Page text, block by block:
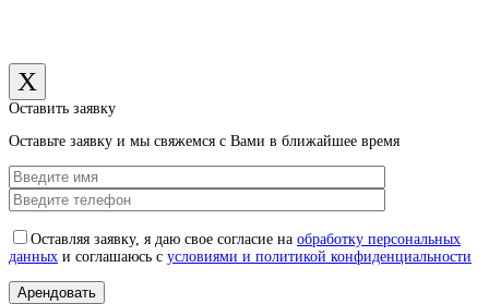
X
Оставить заявку
Оставьте заявку и мы свяжемся с Вами в ближайшее время
Оставляя заявку, я даю свое согласие на обработку персональных
данных и соглашаюсь с условиями и политикой конфиденциальности